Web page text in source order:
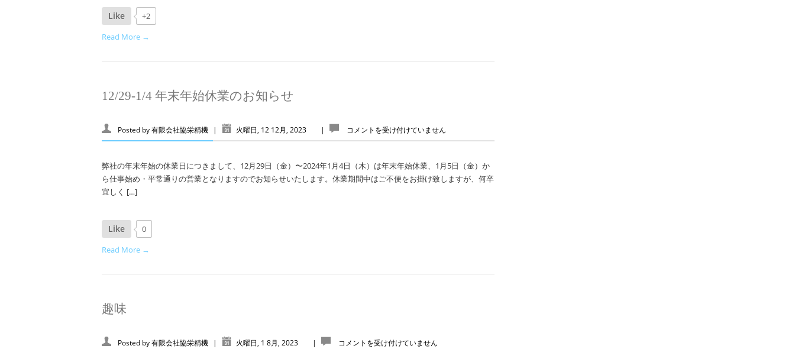
Like
+2
Read More →
12/29-1/4 年末年始休業のお知らせ
Posted by有限会社協栄精機 | 火曜日, 12 12月, 2023 | コメントを受け付けていません
弊社の年末年始の休業日につきまして、12月29日（金）〜2024年1月4日（木）は年末年始休業、1月5日（金）か
ら仕事始め・平常通りの営業となりますのでお知らせいたします。休業期間中はご不便をお掛け致しますが、何卒
宜しく […]
Like
0
Read More →
趣味
Posted by有限会社協栄精機 | 火曜日, 1 8月, 2023 | コメントを受け付けていません